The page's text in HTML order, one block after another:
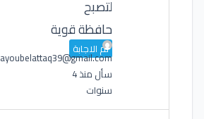
لتصبح
حافظة قوية
تم الاجابة
ayoubelattaq39@gmail.com
سأل منذ 4
سنوات